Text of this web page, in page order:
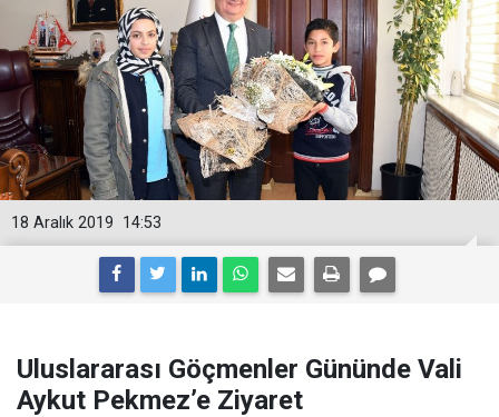
14:53
18 Aralık 2019
Uluslararası Göçmenler Gününde Vali
Aykut Pekmez’e Ziyaret